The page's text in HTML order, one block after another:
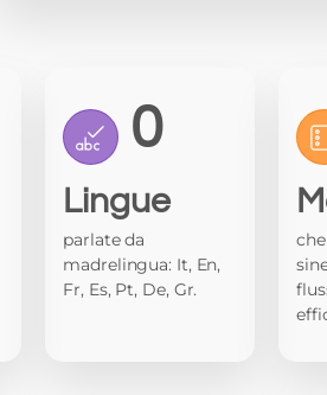
0
Lingue
parlate da
madrelingua: It, En,
Fr, Es, Pt, De, Gr.